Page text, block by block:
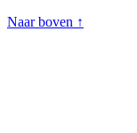
Naar boven ↑